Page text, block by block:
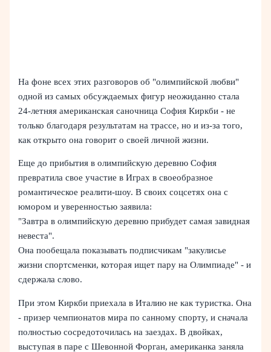
На фоне всех этих разговоров об "олимпийской любви"
одной из самых обсуждаемых фигур неожиданно стала
24-летняя американская саночница София Киркби - не
только благодаря результатам на трассе, но и из-за того,
как открыто она говорит о своей личной жизни.
Еще до прибытия в олимпийскую деревню София
превратила свое участие в Играх в своеобразное
романтическое реалити-шоу. В своих соцсетях она с
юмором и уверенностью заявила:
"Завтра в олимпийскую деревню прибудет самая завидная
невеста".
Она пообещала показывать подписчикам "закулисье
жизни спортсменки, которая ищет пару на Олимпиаде" - и
сдержала слово.
При этом Киркби приехала в Италию не как туристка. Она
- призер чемпионатов мира по санному спорту, и сначала
полностью сосредоточилась на заездах. В двойках,
выступая в паре с Шевонной Форган, американка заняла